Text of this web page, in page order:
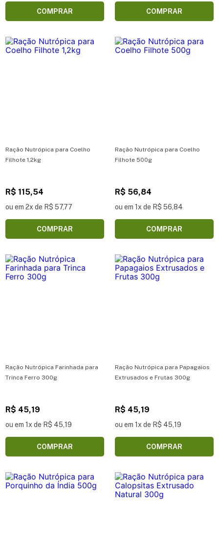
COMPRAR COMPRAR
Ração Nutrópica para Coelho
Filhote 1,2kg
R$ 115,54
ou em 2x de R$ 57,77
COMPRAR
Ração Nutrópica para Coelho
Filhote 500g
R$ 56,84
ou em 1x de R$ 56,84
COMPRAR
Ração Nutrópica Farinhada para
Trinca Ferro 300g
R$ 45,19
ou em 1x de R$ 45,19
COMPRAR
Ração Nutrópica para Papagaios
Extrusados e Frutas 300g
R$ 45,19
ou em 1x de R$ 45,19
COMPRAR